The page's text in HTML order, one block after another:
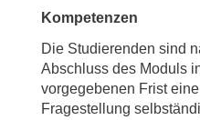
Kompetenzen
Die Studierenden sind
Abschluss des Moduls
vorgegebenen Frist
Fragestellung